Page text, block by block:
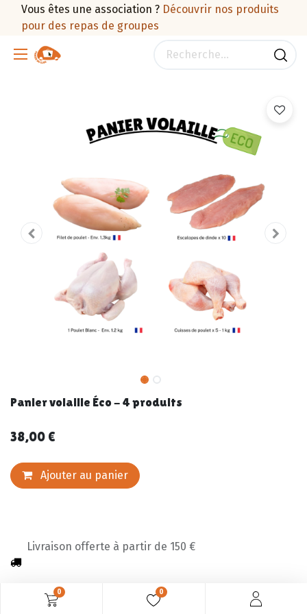
0 0
Vous êtes une association ? Découvrir nos produits
pour des repas de groupes
Panier volaille Éco - 4 produits
38,00 €
Ajouter au panier
Livraison offerte à partir de 150 €